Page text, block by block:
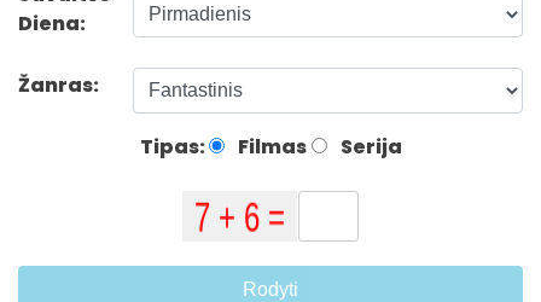
Diena:
Žanras:
Tipas: Filmas Serija
Rodyti